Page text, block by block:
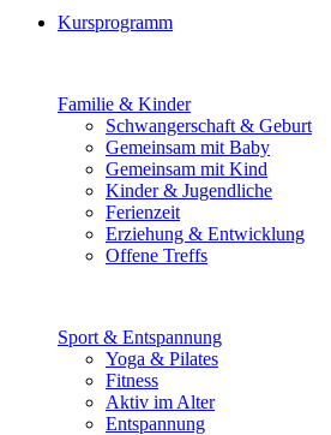
Kursprogramm
Familie & Kinder
Schwangerschaft & Geburt
Gemeinsam mit Baby
Gemeinsam mit Kind
Kinder & Jugendliche
Ferienzeit
Erziehung & Entwicklung
Offene Treffs
Sport & Entspannung
Yoga & Pilates
Fitness
Aktiv im Alter
Entspannung